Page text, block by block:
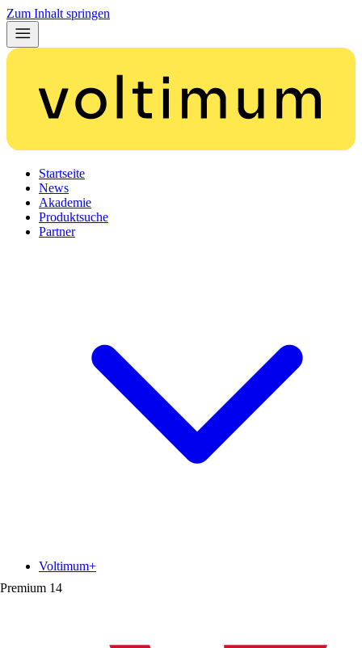
Zum Inhalt springen
Startseite
News
Akademie
Produktsuche
Partner
Premium 14
Voltimum+